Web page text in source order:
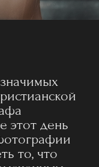
этот день
то, что